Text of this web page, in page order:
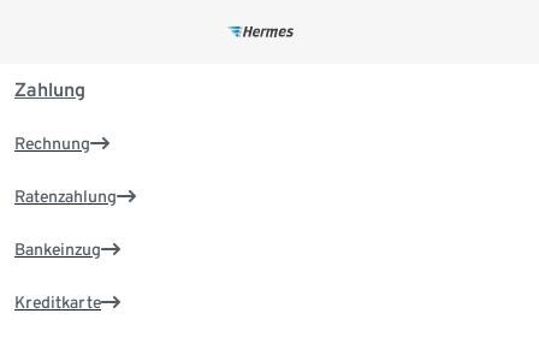
Zahlung
Rechnung
Ratenzahlung
Bankeinzug
Kreditkarte